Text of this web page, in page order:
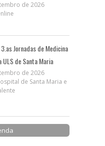
de 2026
Jornadas de Medicina
ULS de Santa Maria
de 2026
de Santa Maria e